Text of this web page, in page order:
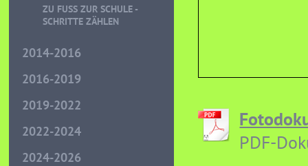
ZU FUSS ZUR SCHULE - S
CHRITTE ZÄHLEN
2014-2016
2016-2019
2019-2022
2022-2024
2024-2026
PDF-